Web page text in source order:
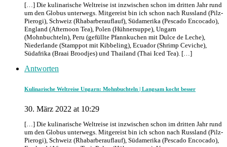
[…] Die kulinarische Weltreise ist inzwischen schon im dritten Jahr rund
um den Globus unterwegs. Mitgereist bin ich schon nach Russland (Pilz-
Pierogi), Schweiz (Rhabarberauflauf), Südamerika (Pescado Encocado),
England (Afternoon Tea), Polen (Hühnersuppe), Ungarn
(Mohnbuchteln), Peru (gefüllte Pfannkuchen mit Dulce de Leche),
Niederlande (Stamppot mit Kibbeling), Ecuador (Shrimp Ceviche),
Südafrika (Braai Broodjes) und Thailand (Thai Iced Tea). […]
Antworten
Kulinarische Weltreise Ungarn: Mohnbuchteln | Langsam kocht besser
30. März 2022 at 10:29
[…] Die kulinarische Weltreise ist inzwischen schon im dritten Jahr rund
um den Globus unterwegs. Mitgereist bin ich schon nach Russland (Pilz-
Pierogi), Schweiz (Rhabarberauflauf), Südamerika (Pescado Encocado),